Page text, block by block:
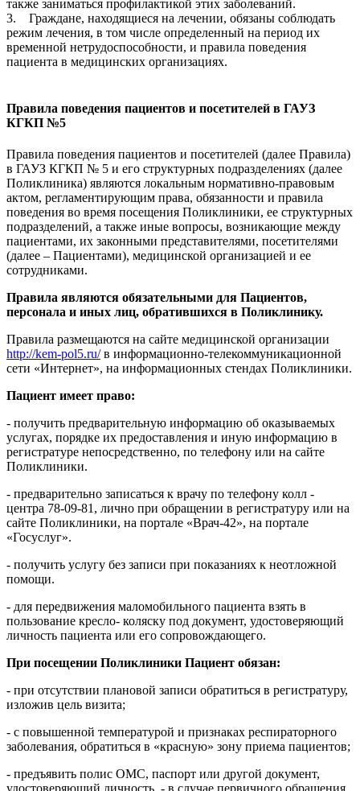
также заниматься профилактикой этих заболеваний.
3. Граждане, находящиеся на лечении, обязаны соблюдать
режим лечения, в том числе определенный на период их
временной нетрудоспособности, и правила поведения
пациента в медицинских организациях.
Правила поведения пациентов и посетителей в ГАУЗ
КГКП №5
Правила поведения пациентов и посетителей (далее Правила)
в ГАУЗ КГКП № 5 и его структурных подразделениях (далее
Поликлиника) являются локальным нормативно-правовым
актом, регламентирующим права, обязанности и правила
поведения во время посещения Поликлиники, ее структурных
подразделений, а также иные вопросы, возникающие между
пациентами, их законными представителями, посетителями
(далее – Пациентами), медицинской организацией и ее
сотрудниками.
Правила являются обязательными для Пациентов,
персонала и иных лиц, обратившихся в Поликлинику.
Правила размещаются на сайте медицинской организации
http://kem-pol5.ru/в информационно-телекоммуникационной
сети «Интернет», на информационных стендах Поликлиники.
Пациент имеет право:
- получить предварительную информацию об оказываемых
услугах, порядке их предоставления и иную информацию в
регистратуре непосредственно, по телефону или на сайте
Поликлиники.
- предварительно записаться к врачу по телефону колл -
центра 78-09-81, лично при обращении в регистратуру или на
сайте Поликлиники, на портале «Врач-42», на портале
«Госуслуг».
- получить услугу без записи при показаниях к неотложной
помощи.
- для передвижения маломобильного пациента взять в
пользование кресло- коляску под документ, удостоверяющий
личность пациента или его сопровождающего.
При посещении Поликлиники Пациент обязан:
- при отсутствии плановой записи обратиться в регистратуру,
изложив цель визита;
- с повышенной температурой и признаках респираторного
заболевания, обратиться в «красную» зону приема пациентов;
- предъявить полис ОМС, паспорт или другой документ,
удостоверяющий личность, - в случае первичного обращения